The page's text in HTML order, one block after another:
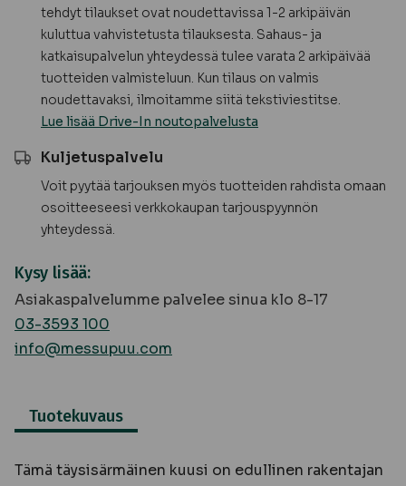
tehdyt tilaukset ovat noudettavissa 1-2 arkipäivän
kuluttua vahvistetusta tilauksesta. Sahaus- ja
katkaisupalvelun yhteydessä tulee varata 2 arkipäivää
tuotteiden valmisteluun. Kun tilaus on valmis
noudettavaksi, ilmoitamme siitä tekstiviestitse.
Lue lisää Drive-In noutopalvelusta
Kuljetuspalvelu
Voit pyytää tarjouksen myös tuotteiden rahdista omaan
osoitteeseesi verkkokaupan tarjouspyynnön
yhteydessä.
Kysy lisää:
Asiakaspalvelumme palvelee sinua klo 8-17
03-3593 100
info@messupuu.com
Tuotekuvaus
Tämä täysisärmäinen kuusi on edullinen rakentajan